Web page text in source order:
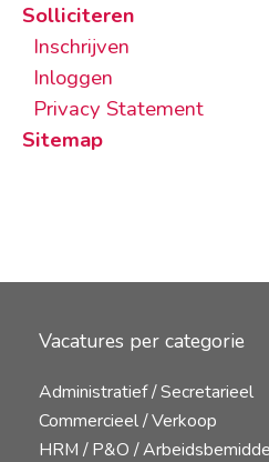
Solliciteren
Inschrijven
Inloggen
Privacy Statement
Sitemap
Vacatures per categorie
Administratief / Secretarieel
Commercieel / Verkoop
HRM / P&O /